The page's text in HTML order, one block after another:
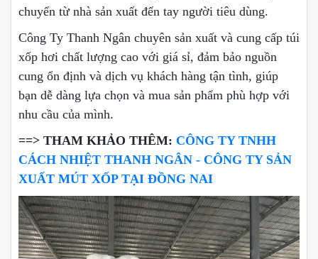
chuyển từ nhà sản xuất đến tay người tiêu dùng.
Công Ty Thanh Ngân chuyên sản xuất và cung cấp túi
xốp hơi chất lượng cao với giá sỉ, đảm bảo nguồn
cung ổn định và dịch vụ khách hàng tận tình, giúp
bạn dễ dàng lựa chọn và mua sản phẩm phù hợp với
nhu cầu của mình.
==> THAM KHẢO THÊM: CÔNG TY TNHH
CÁCH NHIỆT THANH NGÂN - CÔNG TY SẢN
XUẤT MÚT XỐP TẠI ĐỒNG NAI